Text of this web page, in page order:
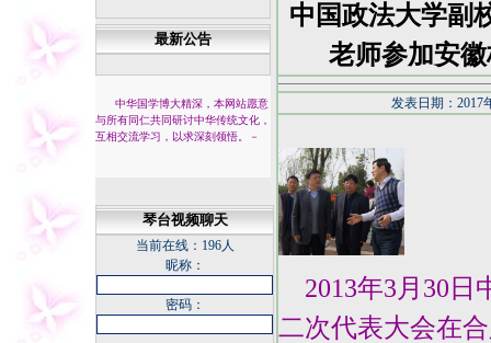
最新公告
中华国学博大精深，本网站愿意
与所有同仁共同研讨中华传统文化，
互相交流学习，以求深刻领悟。
－
琴台视频聊天
当前在线： 196人
昵称：
密码：
中国政法大学副
老师参加安
发表日期：2017
2013年3月30日
二次代表大会在